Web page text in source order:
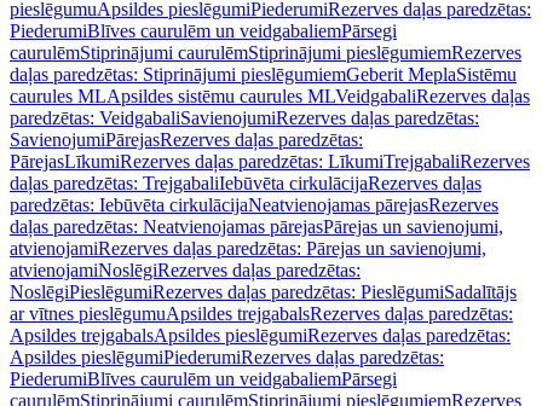
pieslēgumuApsildes pieslēgumiPiederumiRezerves daļas paredzētas:
PiederumiBlīves caurulēm un veidgabaliemPārsegi
caurulēmStiprinājumi caurulēmStiprinājumi pieslēgumiemRezerves
daļas paredzētas: Stiprinājumi pieslēgumiemGeberit MeplaSistēmu
caurules MLApsildes sistēmu caurules MLVeidgabaliRezerves daļas
paredzētas: VeidgabaliSavienojumiRezerves daļas paredzētas:
SavienojumiPārejasRezerves daļas paredzētas:
PārejasLīkumiRezerves daļas paredzētas: LīkumiTrejgabaliRezerves
daļas paredzētas: TrejgabaliIebūvēta cirkulācijaRezerves daļas
paredzētas: Iebūvēta cirkulācijaNeatvienojamas pārejasRezerves
daļas paredzētas: Neatvienojamas pārejasPārejas un savienojumi,
atvienojamiRezerves daļas paredzētas: Pārejas un savienojumi,
atvienojamiNoslēgiRezerves daļas paredzētas:
NoslēgiPieslēgumiRezerves daļas paredzētas: PieslēgumiSadalītājs
ar vītnes pieslēgumuApsildes trejgabalsRezerves daļas paredzētas:
Apsildes trejgabalsApsildes pieslēgumiRezerves daļas paredzētas:
Apsildes pieslēgumiPiederumiRezerves daļas paredzētas:
PiederumiBlīves caurulēm un veidgabaliemPārsegi
caurulēmStiprinājumi caurulēmStiprinājumi pieslēgumiemRezerves